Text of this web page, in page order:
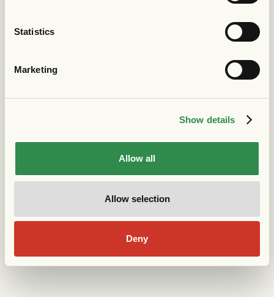
Statistics
Marketing
Show details
Allow all
Allow selection
Deny